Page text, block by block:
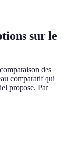
sur le
des
comparatif qui
propose. Par